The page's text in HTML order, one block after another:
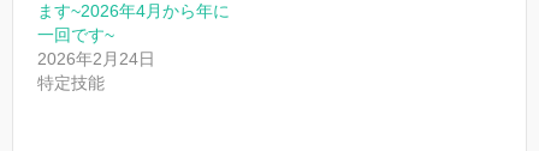
ます~2026年4月から年に
一回です~
2026年2月24日
特定技能